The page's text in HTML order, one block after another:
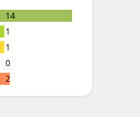
14
1
1
0
2